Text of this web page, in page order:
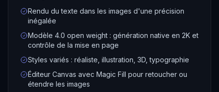
Rendu du texte dans les images d'une précision
inégalée
Modèle 4.0 open weight : génération native en 2K et
contrôle de la mise en page
Styles variés : réaliste, illustration, 3D, typographie
Éditeur Canvas avec Magic Fill pour retoucher ou
étendre les images